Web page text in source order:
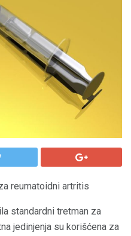
reumatoidni artritis
standardni tretman za
jedinjenja su korišćena za